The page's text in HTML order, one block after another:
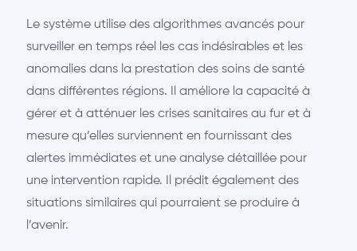
Le système utilise des algorithmes avancés pour
surveiller en temps réel les cas indésirables et les
anomalies dans la prestation des soins de santé
dans différentes régions. Il améliore la capacité à
gérer et à atténuer les crises sanitaires au fur et à
mesure qu’elles surviennent en fournissant des
alertes immédiates et une analyse détaillée pour
une intervention rapide. Il prédit également des
situations similaires qui pourraient se produire à
l’avenir.